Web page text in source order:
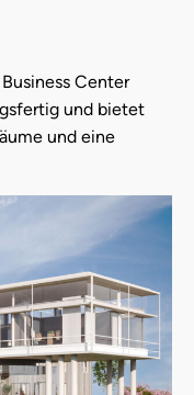
Center
und bietet
und eine